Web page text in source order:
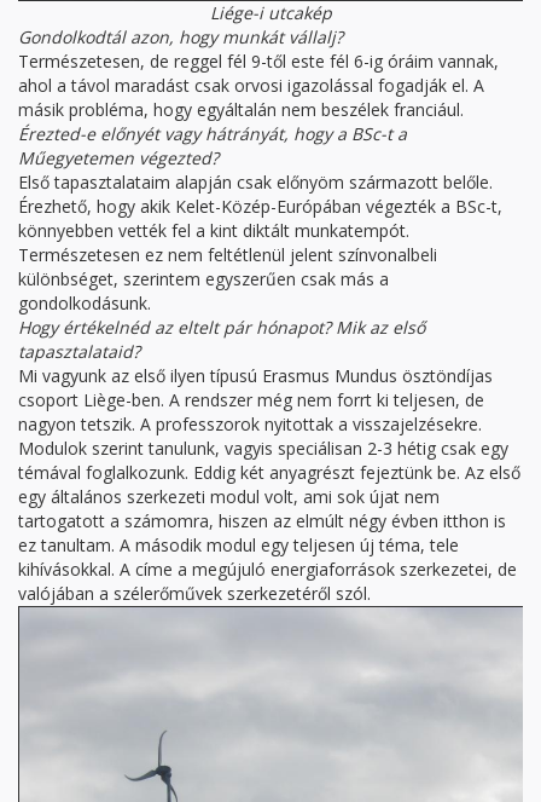
Liége-i utcakép
Gondolkodtál azon, hogy munkát vállalj?
Természetesen, de reggel fél 9-től este fél 6-ig óráim vannak,
ahol a távol maradást csak orvosi igazolással fogadják el. A
másik probléma, hogy egyáltalán nem beszélek franciául.
Érezted-e előnyét vagy hátrányát, hogy a BSc-t a
Műegyetemen végezted?
Első tapasztalataim alapján csak előnyöm származott belőle.
Érezhető, hogy akik Kelet-Közép-Európában végezték a BSc-t,
könnyebben vették fel a kint diktált munkatempót.
Természetesen ez nem feltétlenül jelent színvonalbeli
különbséget, szerintem egyszerűen csak más a
gondolkodásunk.
Hogy értékelnéd az eltelt pár hónapot? Mik az első
tapasztalataid?
Mi vagyunk az első ilyen típusú Erasmus Mundus ösztöndíjas
csoport Liège-ben. A rendszer még nem forrt ki teljesen, de
nagyon tetszik. A professzorok nyitottak a visszajelzésekre.
Modulok szerint tanulunk, vagyis speciálisan 2-3 hétig csak egy
témával foglalkozunk. Eddig két anyagrészt fejeztünk be. Az első
egy általános szerkezeti modul volt, ami sok újat nem
tartogatott a számomra, hiszen az elmúlt négy évben itthon is
ez tanultam. A második modul egy teljesen új téma, tele
kihívásokkal. A címe a megújuló energiaforrások szerkezetei, de
valójában a szélerőművek szerkezetéről szól.